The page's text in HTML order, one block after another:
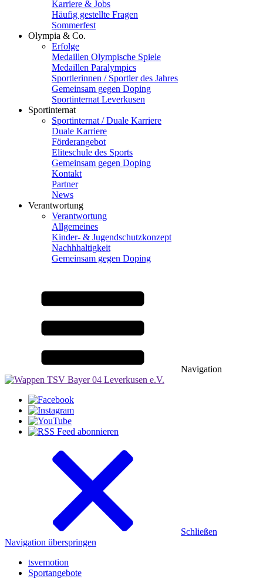
Karriere & Jobs
Häufig gestellte Fragen
Sommerfest
Olympia & Co.
Erfolge
Medaillen Olympische Spiele
Medaillen Paralympics
Sportlerinnen / Sportler des Jahres
Gemeinsam gegen Doping
Sportinternat Leverkusen
Sportinternat
Sportinternat / Duale Karriere
Duale Karriere
Förderangebot
Eliteschule des Sports
Gemeinsam gegen Doping
Kontakt
Partner
News
Verantwortung
Verantwortung
Allgemeines
Kinder- & Jugendschutzkonzept
Nachhhaltigkeit
Gemeinsam gegen Doping
Navigation
Schließen
Navigation überspringen
tsvemotion
Sportangebote